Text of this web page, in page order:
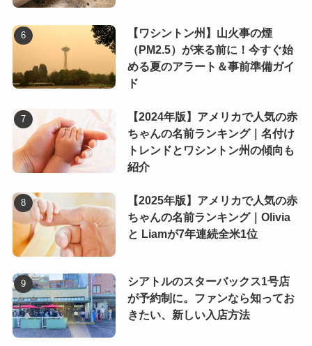
【ワシントン州】山火事の煙
（PM2.5）が来る前に！今すぐ始
める夏のアラート＆事前準備ガイ
ド
【2024年版】アメリカで人気の赤
ちゃんの名前ランキング｜名付け
トレンドとワシントン州の傾向も
紹介
【2025年版】アメリカで人気の赤
ちゃんの名前ランキング｜Olivia
と Liamが7年連続全米1位
シアトルのスターバックス1号店
が予約制に。ファンなら知ってお
きたい、新しい入店方法